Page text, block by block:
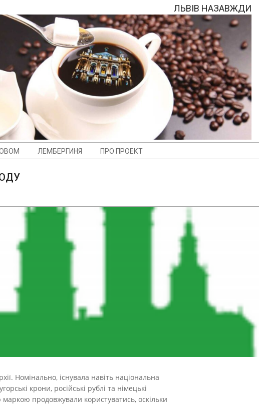
ЛЬВІВ НАЗАВЖДИ
ЛЕМБЕРГИНЯ ПРО ПРОЕКТ
Номінально, існувала навіть національна
крони, російські рублі та німецькі
маркою продовжували користуватись, оскільки